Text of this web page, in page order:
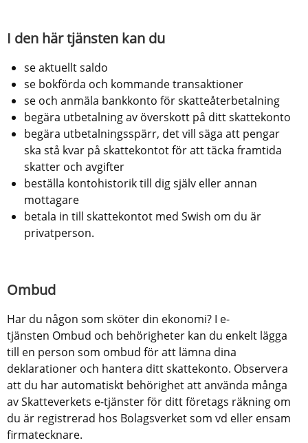
I den här tjänsten kan du
se aktuellt saldo
se bokförda och kommande transaktioner
se och anmäla bankkonto för skatteåterbetalning
begära utbetalning av överskott på ditt skattekonto
begära utbetalningsspärr, det vill säga att pengar
ska stå kvar på skattekontot för att täcka framtida
skatter och avgifter
beställa kontohistorik till dig själv eller annan
mottagare
betala in till skattekontot med Swish om du är
privatperson.
Ombud
Har du någon som sköter din ekonomi? I e-
tjänsten Ombud och behörigheter kan du enkelt lägga
till en person som ombud för att lämna dina
deklarationer och hantera ditt skattekonto. Observera
att du har automatiskt behörighet att använda många
av Skatteverkets e-tjänster för ditt företags räkning om
du är registrerad hos Bolagsverket som vd eller ensam
firmatecknare.